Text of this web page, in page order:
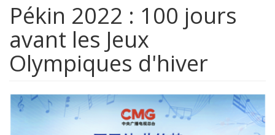
Pékin 2022 : 100 jours
avant les Jeux
Olympiques d'hiver